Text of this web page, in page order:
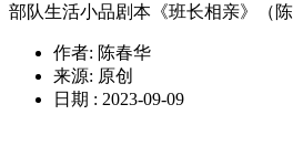
部队生活小品剧本《班长相亲》（陈
作者: 陈春华
来源: 原创
日期 : 2023-09-09